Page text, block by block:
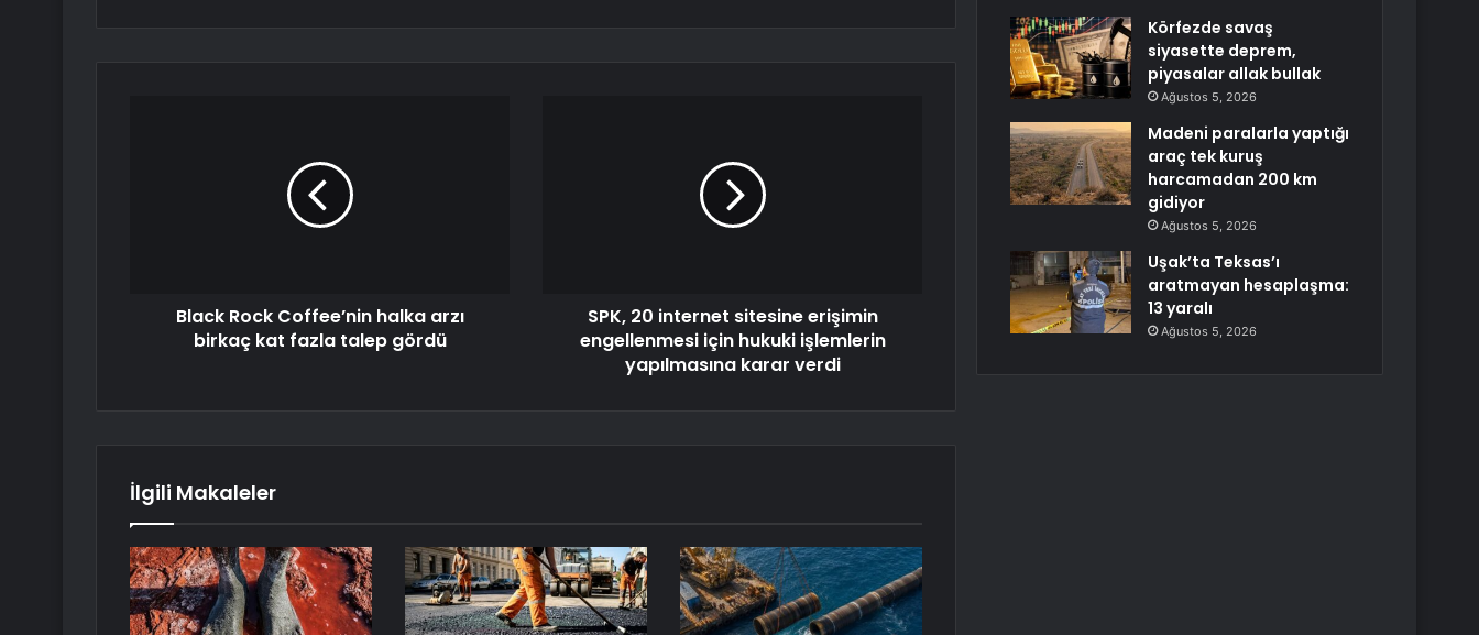
Black Rock Coffee’nin halka arzı
birkaç kat fazla talep gördü
SPK, 20 internet sitesine erişimin
engellenmesi için hukuki işlemlerin
yapılmasına karar verdi
İlgili Makaleler
Körfezde savaş
siyasette deprem,
piyasalar allak bullak
Ağustos 5, 2026
Madeni paralarla yaptığı
araç tek kuruş
harcamadan 200 km
gidiyor
Ağustos 5, 2026
Uşak’ta Teksas’ı
aratmayan hesaplaşma:
13 yaralı
Ağustos 5, 2026